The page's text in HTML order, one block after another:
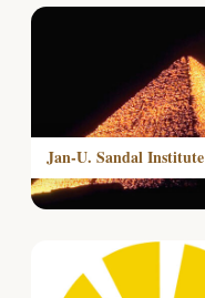
Jan-U. Sandal Institute